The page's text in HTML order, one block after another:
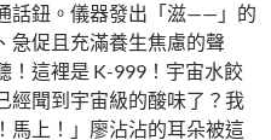
話鈕。儀器發出「滋——」的
急促且充滿養生焦慮的聲
！這裡是 K-999！宇宙水餃
經聞到宇宙級的酸味了？我
馬上！」廖沾沾的耳朵被這